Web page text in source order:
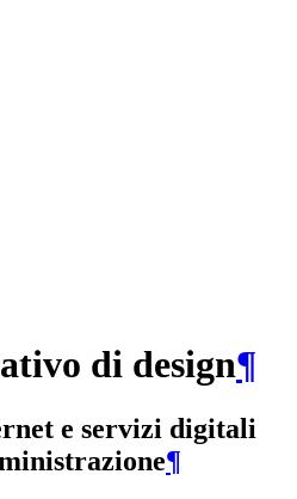
di design¶
e servizi digitali
¶